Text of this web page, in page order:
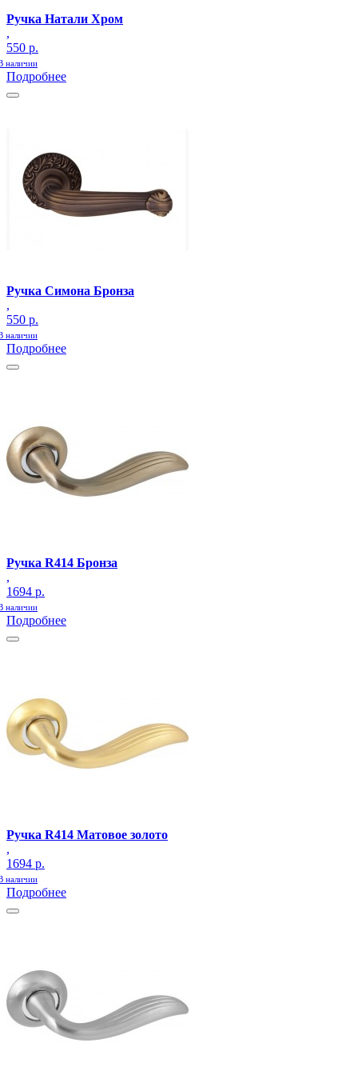
Ручка Натали Хром
,
550 р.
наличии
Подробнее
Ручка Симона Бронза
,
550 р.
наличии
Подробнее
Ручка R414 Бронза
,
1694 р.
наличии
Подробнее
Ручка R414 Матовое золото
,
1694 р.
наличии
Подробнее